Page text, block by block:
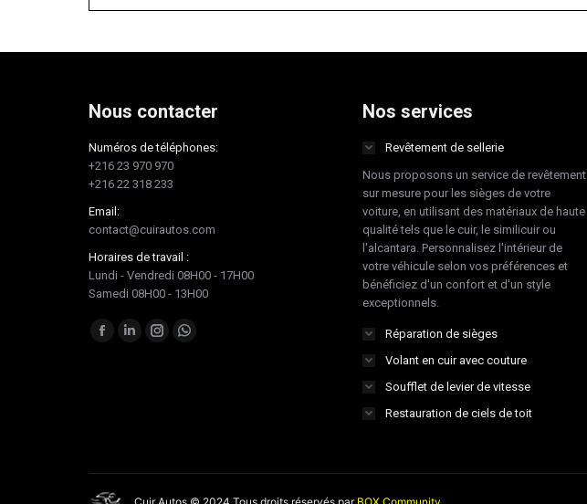
Nous contacter
Numéros de téléphones:
+216 23 970 970
+216 22 318 233
Email:
contact@cuirautos.com
Horaires de travail :
Lundi - Vendredi 08H00 - 17H00
Samedi 08H00 - 13H00
Trouvez nous sur :
Facebook
LinkedInInstagramWhatsapp
Nos services
Revêtement de sellerie
Nous proposons un service de revêtement
sur mesure pour les sièges de votre
voiture, en utilisant des matériaux de haute
qualité tels que le cuir, le similicuir ou
l'alcantara. Personnalisez l'intérieur de
votre véhicule selon vos préférences et
bénéficiez d'un confort et d'un style
exceptionnels.
Réparation de sièges
Volant en cuir avec couture
Soufflet de levier de vitesse
Restauration de ciels de toit